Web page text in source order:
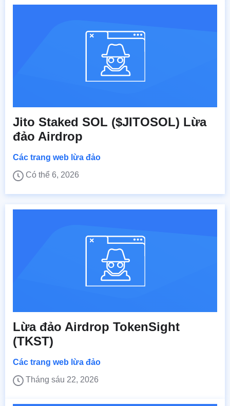
Jito Staked SOL ($JITOSOL) Lừa
đảo Airdrop
Các trang web lừa đảo
Có thể 6, 2026
Lừa đảo Airdrop TokenSight
(TKST)
Các trang web lừa đảo
Tháng sáu 22, 2026